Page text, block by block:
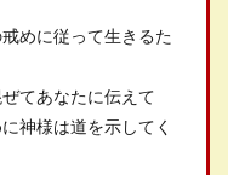
めに従って生きるた
てあなたに伝えて
神様は道を示してく